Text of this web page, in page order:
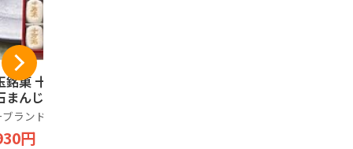
銘菓 十万石 十
まんじゅう (10)
ランド品
円